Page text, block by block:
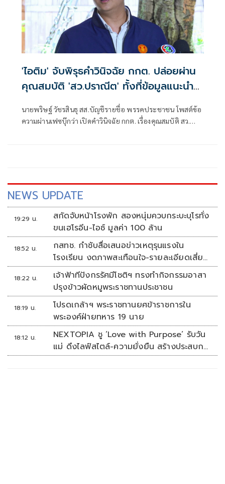
'ไอติม' จับพิรุธคำวินิจฉัย กกต. ปล่อยผ่าน
คุณสมบัติ 'สว.ปราณีต' ทั้งที่ข้อมูลแนะนำ
นายพริษฐ์ วัชรสินธุ สส.บัญชีรายชื่อ พรรคประชาชน โพสต์ข้อ
ความผ่านเฟซบุ๊กว่า เปิดคำวินิจฉัย กกต. เรื่องคุณสมบัติ สว.
NEWS UPDATE
19:29 น.
สกัดจับหน้าโรงพัก สองหนุ่มควบกระบะบุโรทั่ง
ขนเฮโรอีน-ไอซ์ มูลค่า 100 ล้าน
18:52 น.
กสทช. กำชับสื่อเสนอข่าวเหตุรุนแรงใน
โรงเรียน งดภาพสะเทือนใจ-รายละเอียดเสี่ยง
เลียนแบบ
18:22 น.
เจ้าฟ้าทีปังกรรัศมีโชติฯ ทรงทำกิจกรรมอาสา
ปรุงข้าวผัดหมูพระราชทานประชาชน
18:19 น.
โปรดเกล้าฯ พระราชทานยศข้าราชการใน
พระองค์ฝ่ายทหาร 19 นาย
18:12 น.
NEXTOPIA ชู ‘Love with Purpose’ รับวัน
แม่ ดึงไลฟ์สไตล์-ความยั่งยืน สร้างประสบกา
รณ์ช้อปปิงมีความหมาย